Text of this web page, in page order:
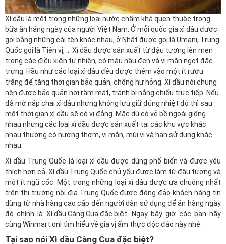
Xì dầu là một trong những loại nước chấm khá quen thuộc trong
bữa ăn hằng ngày của người Việt Nam. Ở mỗi quốc gia xì dầu được
gọi bằng những cái tên khác nhau, ở Nhật được gọi là Umani, Trung
Quốc gọi là Tiên vị, ... Xì dầu được sản xuất từ đậu tương lên men
trong các điều kiện tự nhiên, có màu nâu đen và vị mặn ngọt đặc
trưng. Hầu như các loại xì dầu đều được thêm vào một ít rượu
trắng để tăng thời gian bảo quản, chống hư hỏng. Xì dầu nói chung
nên được bảo quản nơi râm mát, tránh bị nắng chiếu trực tiếp. Nếu
đã mở nắp chai xì dầu nhưng không lưu giữ đúng nhiệt độ thì sau
một thời gian xì dầu sẽ có vị đắng. Mặc dù có vẻ bề ngoài giống
nhau nhưng các loại xì dầu được sản xuất tại các khu vực khác
nhau thường có hương thơm, vị mặn, mùi vị và hạn sử dụng khác
nhau.
Xì dầu Trung Quốc là loại xì dầu được dùng phổ biến và được yêu
thích hơn cả. Xì dầu Trung Quốc chủ yếu được làm từ đậu tương và
một ít ngũ cốc. Một trong những loại xì dầu được ưa chuộng nhất
trên thị trường nội địa Trung Quốc được đông đảo khách hàng tin
dùng từ nhà hàng cao cấp đến người dân sử dụng để ăn hàng ngày
đó chính là Xì dầu Càng Cua đặc biệt . Ngay bây giờ các bạn hãy
cùng Winmart.onl tìm hiểu về gia vị ẩm thực độc đáo này nhé.
Tại sao nói Xì dầu Càng Cua đặc biệt?